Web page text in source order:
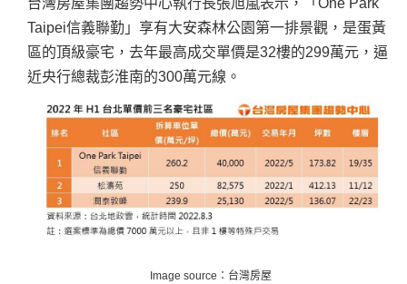
Taipei信義聯勤」享有大安森林公園第一排景觀，是蛋黃
區的頂級豪宅，去年最高成交單價是32樓的299萬元，逼
近央行總裁彭淮南的300萬元線。
Image source：台灣房屋